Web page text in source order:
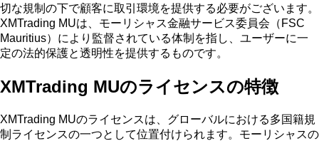
切な規制の下で顧客に取引環境を提供する必要がございます。
XMTrading MUは、モーリシャス金融サービス委員会（FSC
Mauritius）により監督されている体制を指し、ユーザーに一
定の法的保護と透明性を提供するものです。
XMTrading MUのライセンスの特徴
XMTrading MUのライセンスは、グローバルにおける多国籍規
制ライセンスの一つとして位置付けられます。モーリシャスの